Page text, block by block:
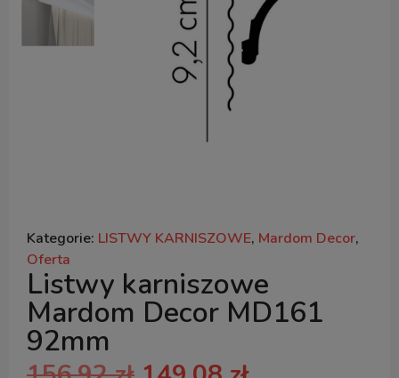
Kategorie: LISTWY KARNISZOWE, Mardom Decor,
Oferta
Listwy karniszowe
Mardom Decor MD161
92mm